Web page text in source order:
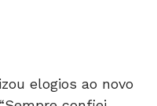
elogios ao novo